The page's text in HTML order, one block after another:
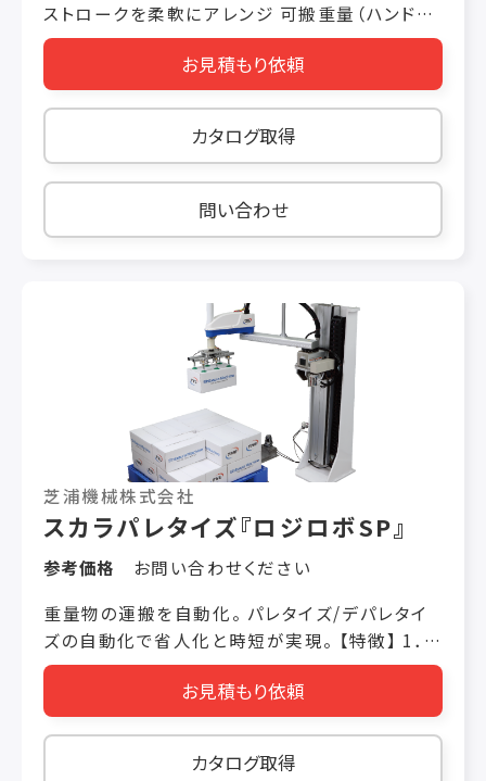
ストロークを柔軟にアレンジ 可搬重量（ハンド重
量含む）50kg 処理能力 240ｹｰｽ/h （可搬重量
20kg実稼働）＊当社評価基準に基づく数値です。
床の設置は脚部４カ所のみで省スペース化。床の
基礎工事が不要。 脚部の形状をアレンジできま
お見積もり依頼
カタログ取得
問い合わせ
芝浦機械株式会社
スカラパレタイズ『ロジロボSP』
参考価格
お問い合わせください
重量物の運搬を自動化。 パレタイズ/デパレタイ
ズの自動化で省人化と時短が実現。 【特徴】 1．ス
カラ+直交軸の組み合わせにより省スペースに対
応可能。 2．極限まで薄く設計した薄型回転台上
のパレットを回転させることでアーム長をカバ
ー。 3．多数の積み置きパターンを登録できるた
め、1つのラインで複数製品の積み置きに対応。
お見積もり依頼
カタログ取得